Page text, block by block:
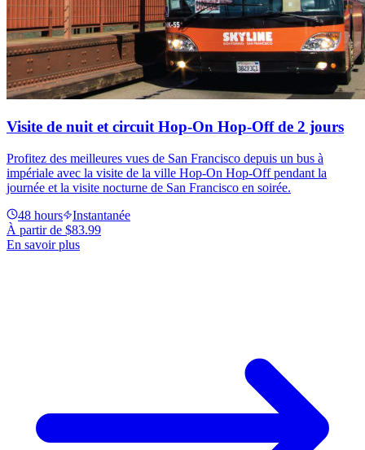
Visite de nuit et circuit Hop-On Hop-Off de 2 jours
Profitez des meilleures vues de San Francisco depuis un bus à
impériale avec la visite de la ville Hop-On Hop-Off pendant la
journée et la visite nocturne de San Francisco en soirée.
48 hours
Instantanée
À partir de $83.99
En savoir plus